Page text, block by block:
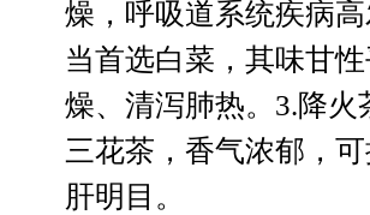
燥，呼吸道系统疾病
当首选白菜，其味甘
燥、清泻肺热。3.降
三花茶，香气浓郁，
肝明目。